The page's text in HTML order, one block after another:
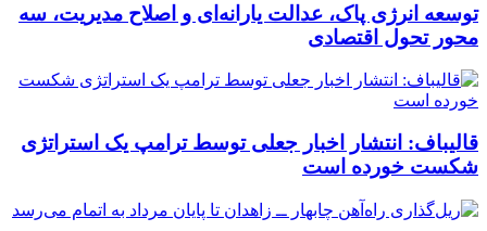
توسعه انرژی پاک، عدالت یارانه‌ای و اصلاح مدیریت، سه
محور تحول اقتصادی
قالیباف: انتشار اخبار جعلی توسط ترامپ یک استراتژی
شکست خورده است